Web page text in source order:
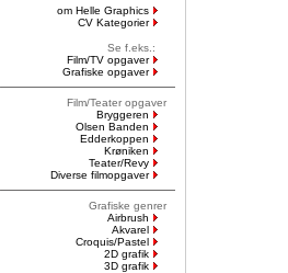
om Helle Graphics
CV Kategorier
Se f.eks.:
Film/TV opgaver
Grafiske opgaver
Film/Teater opgaver
Bryggeren
Olsen Banden
Edderkoppen
Krøniken
Teater/Revy
Diverse filmopgaver
Grafiske genrer
Airbrush
Akvarel
Croquis/Pastel
2D grafik
3D grafik